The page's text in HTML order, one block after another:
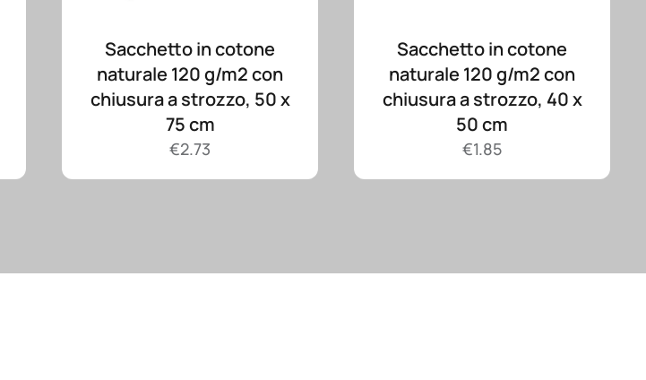
Sacchetto in cotone
naturale 120 g/m2 con
chiusura a strozzo, 50 x
75 cm
€2.73
Sacchetto in cotone
naturale 120 g/m2 con
chiusura a strozzo, 40 x
50 cm
€1.85